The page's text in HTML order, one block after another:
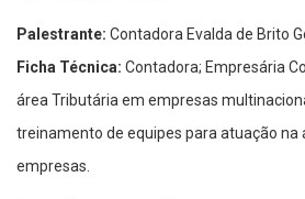
Palestrante: Contadora Evalda de Brito
Ficha Técnica: Contadora; Empresária
área Tributária em empresas
treinamento de equipes para atuação na
empresas.